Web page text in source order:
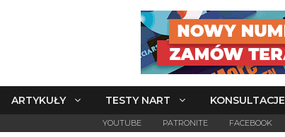
ARTYKUŁY TESTY NART KONSULTACJE
YOUTUBE PATRONITE FACEBOOK